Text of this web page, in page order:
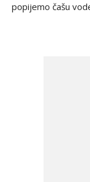
popijemo čašu